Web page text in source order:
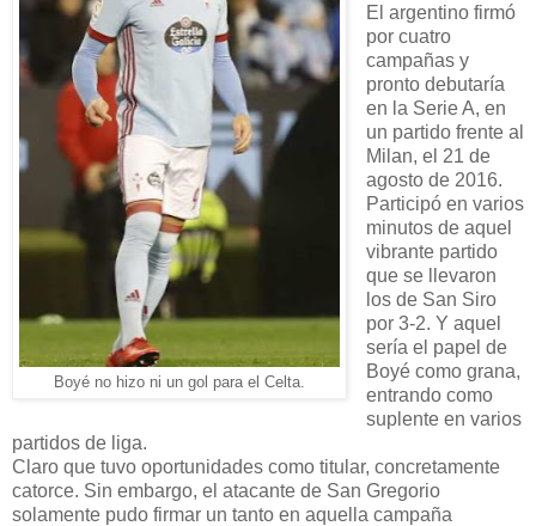
Boyé no hizo ni un gol para el Celta.
El argentino firmó
por cuatro
campañas y
pronto debutaría
en la Serie A, en
un partido frente al
Milan, el 21 de
agosto de 2016.
Participó en varios
minutos de aquel
vibrante partido
que se llevaron
los de San Siro
por 3-2. Y aquel
sería el papel de
Boyé como grana,
entrando como
suplente en varios
partidos de liga.
Claro que tuvo oportunidades como titular, concretamente
catorce. Sin embargo, el atacante de San Gregorio
solamente pudo firmar un tanto en aquella campaña